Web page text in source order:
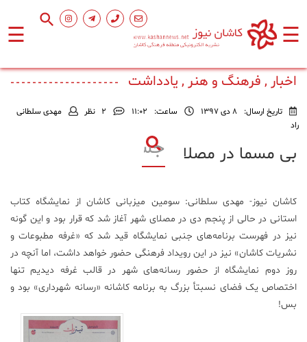
☰ ☰
اصلی
اجتماعی
فرهنگ
ورزشی
محیط
زیست
اخبار , فرهنگ و هنر , یادداشت
تاریخ ارسال: 8 دی 1397 ساعت: ۱۱:۰۲ 2 نظر
مهدی سلطانی
راد
بی مسما در مصلا
کاشان نیوز- مهدی سلطانی: سومین میزبانی کاشان از نمایشگاه کتاب
استانی در حالی از پنجم دی در مصلای شهر آغاز شد که قرار بود و این گونه
نیز در فهرست برنامه‌های جنبی نمایشگاه قید شد که «غرفه مطبوعات و
نشریات کاشان» نیز در این رویداد فرهنگی حضور خواهد داشت، اما آنچه در
روز دوم نمایشگاه از حضور رسانه‌های شهر در قالب غرفه دیدیم تنها
اختصاص یک فضای نسبتأ بزرگ به برنامه کاشانه «رسانه شهرداری» بود و
بس!